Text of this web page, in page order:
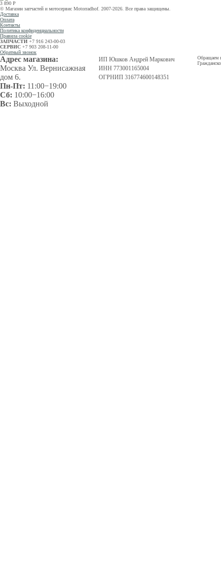
3 890 Р
© Магазин запчастей и мотосервис Motorradhof. 2007-2026. Все права защищены.
Доставка
Оплата
Контакты
Политика конфиденциальности
Правила cookie
ЗАПЧАСТИ +7 916 243-00-03
СЕРВИС +7 903 208-11-00
Обратный звонок
Адрес магазина:
Москва Ул. Вернисажная
дом 6.
Пн-Пт: 11:00−19:00
Сб: 10:00−16:00
Вс: Выходной
ИП Юшков Андрей Маркович
ИНН 773001165004
ОГРНИП 316774600148351
Обращаем